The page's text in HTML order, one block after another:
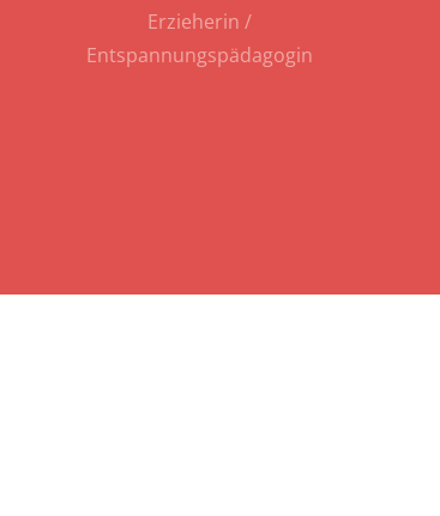
Erzieherin /
Entspannungspädagogin